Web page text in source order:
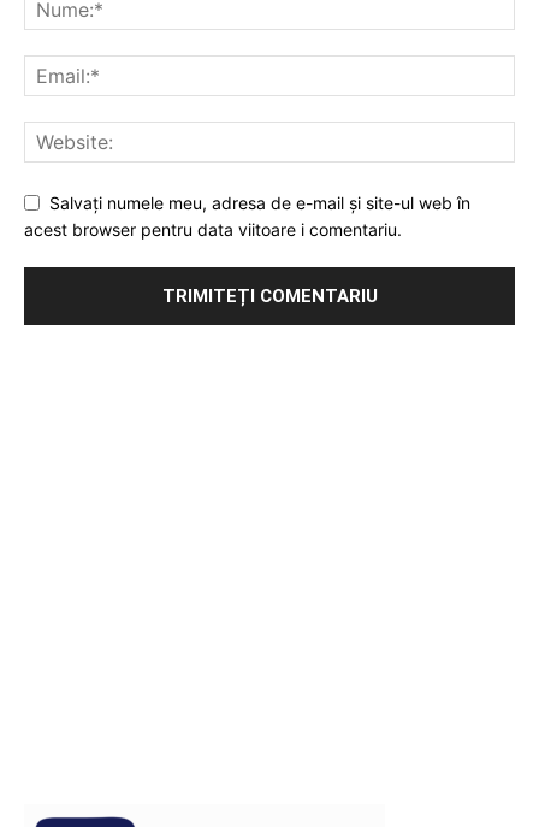
Salvați numele meu, adresa de e-mail și site-ul web în
acest browser pentru data viitoare i comentariu.